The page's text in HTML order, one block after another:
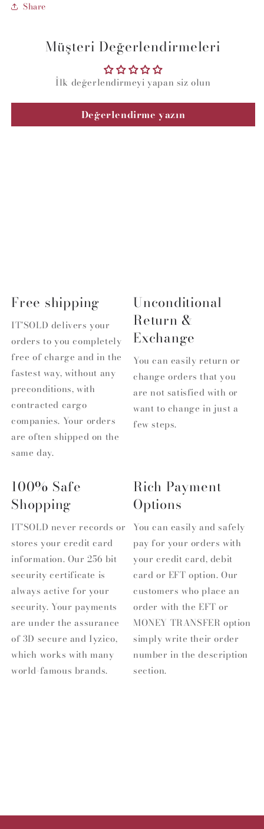
Share
Müşteri Değerlendirmeleri
İlk değerlendirmeyi yapan siz olun
Değerlendirme yazın
Free shipping
IT'SOLD delivers your
orders to you completely
free of charge and in the
fastest way, without any
preconditions, with
contracted cargo
companies. Your orders
are often shipped on the
same day.
Unconditional
Return &
Exchange
You can easily return or
change orders that you
are not satisfied with or
want to change in just a
few steps.
100% Safe
Shopping
IT'SOLD never records or
stores your credit card
information. Our 256 bit
security certificate is
always active for your
security. Your payments
are under the assurance
of 3D secure and Iyzico,
which works with many
world-famous brands.
Rich Payment
Options
You can easily and safely
pay for your orders with
your credit card, debit
card or EFT option. Our
customers who place an
order with the EFT or
MONEY TRANSFER option
simply write their order
number in the description
section.